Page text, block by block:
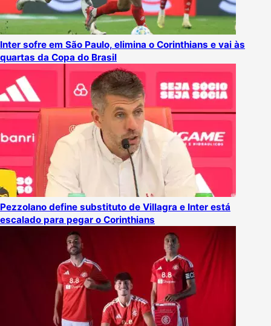
Inter sofre em São Paulo, elimina o Corinthians e vai às
quartas da Copa do Brasil
Pezzolano define substituto de Villagra e Inter está
escalado para pegar o Corinthians